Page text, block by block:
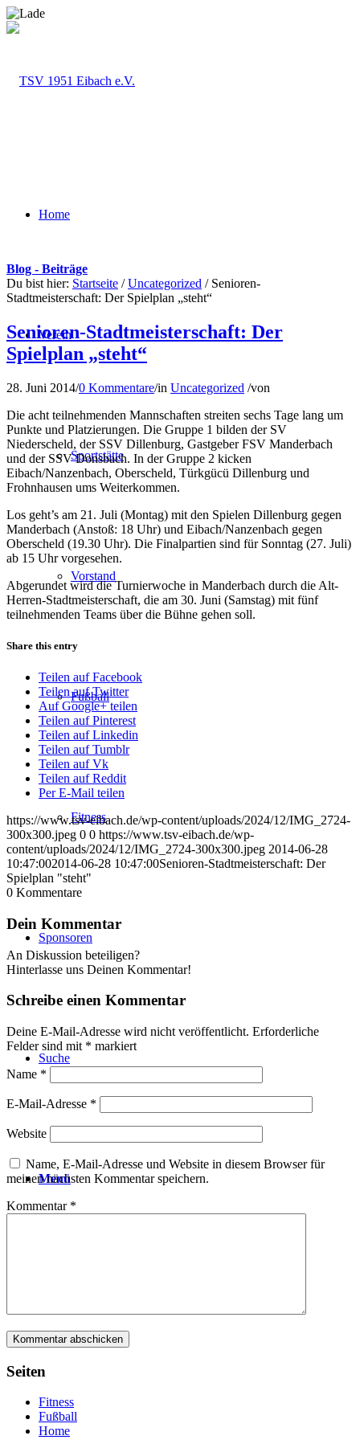
Home
Verein
Sportstätte
Vorstand
Fußball
Fitness
Sponsoren
Suche
Menü
Blog - Beiträge
Du bist hier: Startseite / Uncategorized / Senioren-
Stadtmeisterschaft: Der Spielplan „steht“
Senioren-Stadtmeisterschaft: Der
Spielplan „steht“
28. Juni 2014/0 Kommentare/in Uncategorized /von
Die acht teilnehmenden Mannschaften streiten sechs Tage lang um
Punkte und Platzierungen. Die Gruppe 1 bilden der SV
Niederscheld, der SSV Dillenburg, Gastgeber FSV Manderbach
und der SSV Donsbach. In der Gruppe 2 kicken
Eibach/Nanzenbach, Oberscheld, Türkgücü Dillenburg und
Frohnhausen ums Weiterkommen.
Los geht’s am 21. Juli (Montag) mit den Spielen Dillenburg gegen
Manderbach (Anstoß: 18 Uhr) und Eibach/Nanzenbach gegen
Oberscheld (19.30 Uhr). Die Finalpartien sind für Sonntag (27. Juli)
ab 15 Uhr vorgesehen.
Abgerundet wird die Turnierwoche in Manderbach durch die Alt-
Herren-Stadtmeisterschaft, die am 30. Juni (Samstag) mit fünf
teilnehmenden Teams über die Bühne gehen soll.
Share this entry
Teilen auf Facebook
Teilen auf Twitter
Auf Google+ teilen
Teilen auf Pinterest
Teilen auf Linkedin
Teilen auf Tumblr
Teilen auf Vk
Teilen auf Reddit
Per E-Mail teilen
https://www.tsv-eibach.de/wp-content/uploads/2024/12/IMG_2724-
300x300.jpeg 0 0 https://www.tsv-eibach.de/wp-
content/uploads/2024/12/IMG_2724-300x300.jpeg 2014-06-28
10:47:002014-06-28 10:47:00Senioren-Stadtmeisterschaft: Der
Spielplan "steht"
0 Kommentare
Dein Kommentar
An Diskussion beteiligen?
Hinterlasse uns Deinen Kommentar!
Schreibe einen Kommentar
Deine E-Mail-Adresse wird nicht veröffentlicht. Erforderliche
Felder sind mit * markiert
Name *
E-Mail-Adresse *
Website
Name, E-Mail-Adresse und Website in diesem Browser für
meinen nächsten Kommentar speichern.
Kommentar *
Seiten
Fitness
Fußball
Home